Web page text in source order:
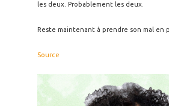
les deux. Probablement les deux.
Reste maintenant à prendre son mal en
Source